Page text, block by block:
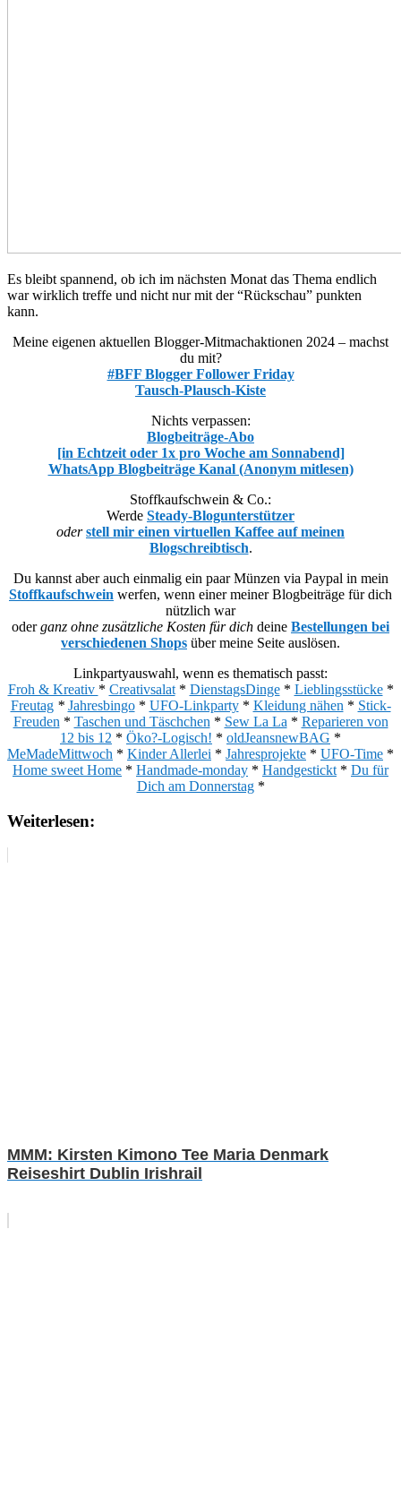
Es bleibt spannend, ob ich im nächsten Monat das Thema endlich
war wirklich treffe und nicht nur mit der “Rückschau” punkten
kann.
Meine eigenen aktuellen Blogger-Mitmachaktionen 2024 – machst
du mit?
#BFF Blogger Follower Friday
Tausch-Plausch-Kiste
Nichts verpassen:
Blogbeiträge-Abo
[in Echtzeit oder 1x pro Woche am Sonnabend]
WhatsApp Blogbeiträge Kanal (Anonym mitlesen)
Stoffkaufschwein & Co.:
Werde Steady-Blogunterstützer
oder stell mir einen virtuellen Kaffee auf meinen
Blogschreibtisch.
Du kannst aber auch einmalig ein paar Münzen via Paypal in mein
Stoffkaufschwein werfen, wenn einer meiner Blogbeiträge für dich
nützlich war
oderganz ohne zusätzliche Kosten für dich deine Bestellungen bei
verschiedenen Shops über meine Seite auslösen.
Linkpartyauswahl, wenn es thematisch passt:
Froh & Kreativ * Creativsalat* DienstagsDinge* Lieblingsstücke*
Freutag* Jahresbingo* UFO-Linkparty* Kleidung nähen * Stick-
Freuden * Taschen und Täschchen * Sew La La * Reparieren von
12 bis 12 * Öko?-Logisch! * oldJeansnewBAG *
MeMadeMittwoch * Kinder Allerlei * Jahresprojekte * UFO-Time *
Home sweet Home * Handmade-monday * Handgestickt * Du für
Dich am Donnerstag*
Weiterlesen:
MMM: Kirsten Kimono Tee Maria Denmark
Reiseshirt Dublin Irishrail